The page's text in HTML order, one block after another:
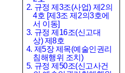
2. 규정 제 3조(사업) 제 2의
4호 [제 3조 제 2의3호에
서 이동]
3. 규정 제 16조(신고대
상)제8호
4. 제5장 제목(예술인권리
침해행위 조치 )
5. 규정 제 50조(신고사건